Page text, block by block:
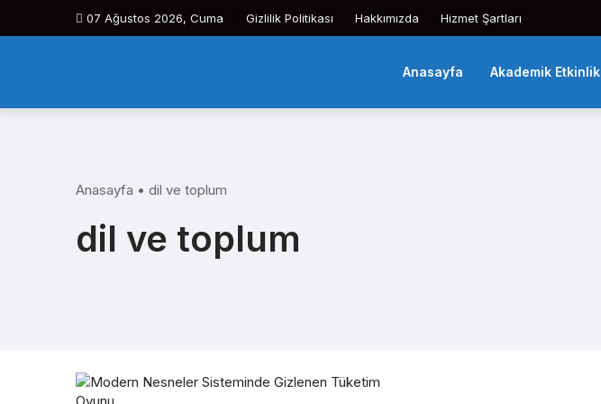
07 Ağustos 2026, Cuma Gizlilik Politikası Hakkımızda Hizmet Şartları
Anasayfa Akademik Etkinlik
Anasayfa • dil ve toplum
dil ve toplum